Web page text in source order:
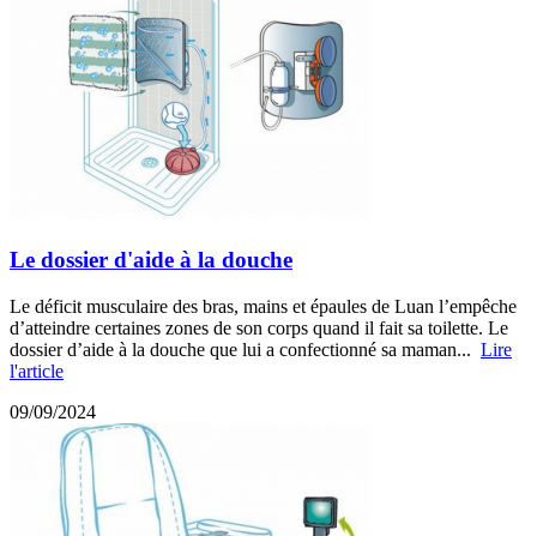
Le dossier d'aide à la douche
Le déficit musculaire des bras, mains et épaules de Luan l’empêche
d’atteindre certaines zones de son corps quand il fait sa toilette. Le
dossier d’aide à la douche que lui a confectionné sa maman... Lire
l'article
09/09/2024